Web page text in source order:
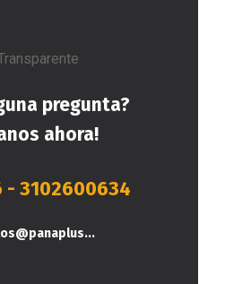
pregunta?
ahora!
- 3102600634